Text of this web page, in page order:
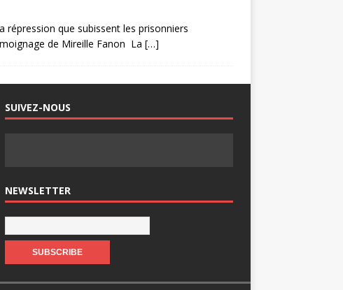
que subissent les prisonniers
de Mireille Fanon La […]
SUIVEZ-NOUS
NEWSLETTER